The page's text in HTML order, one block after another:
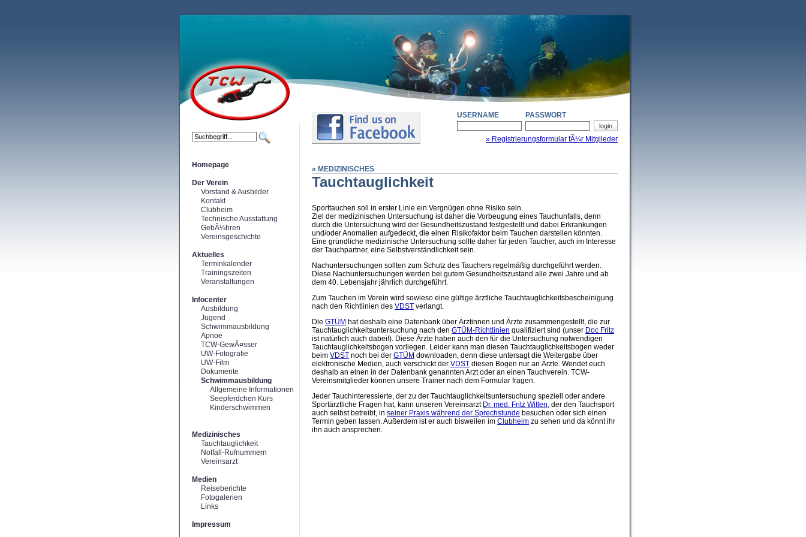
Homepage
Der Verein
Vorstand & Ausbilder
Kontakt
Clubheim
Technische Ausstattung
GebÃ¼hren
Vereinsgeschichte
Aktuelles
Terminkalender
Trainingszeiten
Veranstaltungen
Infocenter
Ausbildung
Jugend
Schwimmausbildung
Apnoe
TCW-GewÃ¤sser
UW-Fotografie
UW-Film
Dokumente
Schwimmausbildung
Allgemeine Informationen
Seepferdchen Kurs
Kinderschwimmen
Medizinisches
Tauchtauglichkeit
Notfall-Rufnummern
Vereinsarzt
Medien
Reiseberichte
Fotogalerien
Links
Impressum
USERNAME PASSWORT
» Registrierungsformular fÃ¼r Mitglieder
» MEDIZINISCHES
Tauchtauglichkeit
Sporttauchen soll in erster Linie ein Vergnügen ohne Risiko sein.
Ziel der medizinischen Untersuchung ist daher die Vorbeugung eines Tauchunfalls, denn
durch die Untersuchung wird der Gesundheitszustand festgestellt und dabei Erkrankungen
und/oder Anomalien aufgedeckt, die einen Risikofaktor beim Tauchen darstellen könnten.
Eine gründliche medizinische Untersuchung sollte daher für jeden Taucher, auch im Interesse
der Tauchpartner, eine Selbstverständlichkeit sein.
Nachuntersuchungen sollten zum Schutz des Tauchers regelmäßig durchgeführt werden.
Diese Nachuntersuchungen werden bei gutem Gesundheitszustand alle zwei Jahre und ab
dem 40. Lebensjahr jährlich durchgeführt.
Zum Tauchen im Verein wird sowieso eine gültige ärztliche Tauchtauglichkeitsbescheinigung
nach den Richtlinien des VDST verlangt.
Die GTÜM hat deshalb eine Datenbank über Ärztinnen und Ärzte zusammengestellt, die zur
Tauchtauglichkeitsuntersuchung nach den GTÜM-Richtlinien qualifiziert sind (unser Doc Fritz
ist natürlich auch dabei!). Diese Ärzte haben auch den für die Untersuchung notwendigen
Tauchtauglichkeitsbogen vorliegen. Leider kann man diesen Tauchtauglichkeitsbogen weder
beim VDST noch bei der GTÜM downloaden, denn diese untersagt die Weitergabe über
elektronische Medien, auch verschickt der VDST diesen Bogen nur an Ärzte. Wendet euch
deshalb an einen in der Datenbank genannten Arzt oder an einen Tauchverein. TCW-
Vereinsmitglieder können unsere Trainer nach dem Formular fragen.
Jeder Tauchinteressierte, der zu der Tauchtauglichkeitsuntersuchung speziell oder andere
Sportärztliche Fragen hat, kann unseren Vereinsarzt Dr. med. Fritz Witten, der den Tauchsport
auch selbst betreibt, in seiner Praxis während der Sprechstunde besuchen oder sich einen
Termin geben lassen. Außerdem ist er auch bisweilen im Clubheim zu sehen und da könnt ihr
ihn auch ansprechen.